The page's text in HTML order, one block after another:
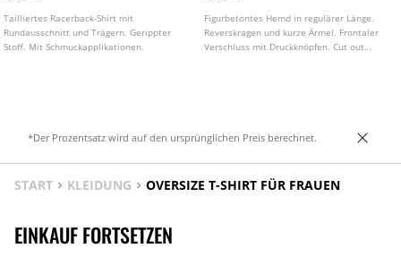
Tailliertes Racerback-Shirt mit
Rundausschnitt und Trägern. Gerippter
Stoff. Mit Schmuckapplikationen.
Figurbetontes Hemd in regulärer Länge.
Reverskragen und kurze Ärmel. Frontaler
Verschluss mit Druckknöpfen. Cut out
*Der Prozentsatz wird auf den ursprünglichen Preis berechnet.
START KLEIDUNG OVERSIZE T-SHIRT FÜR FRAUEN
EINKAUF FORTSETZEN